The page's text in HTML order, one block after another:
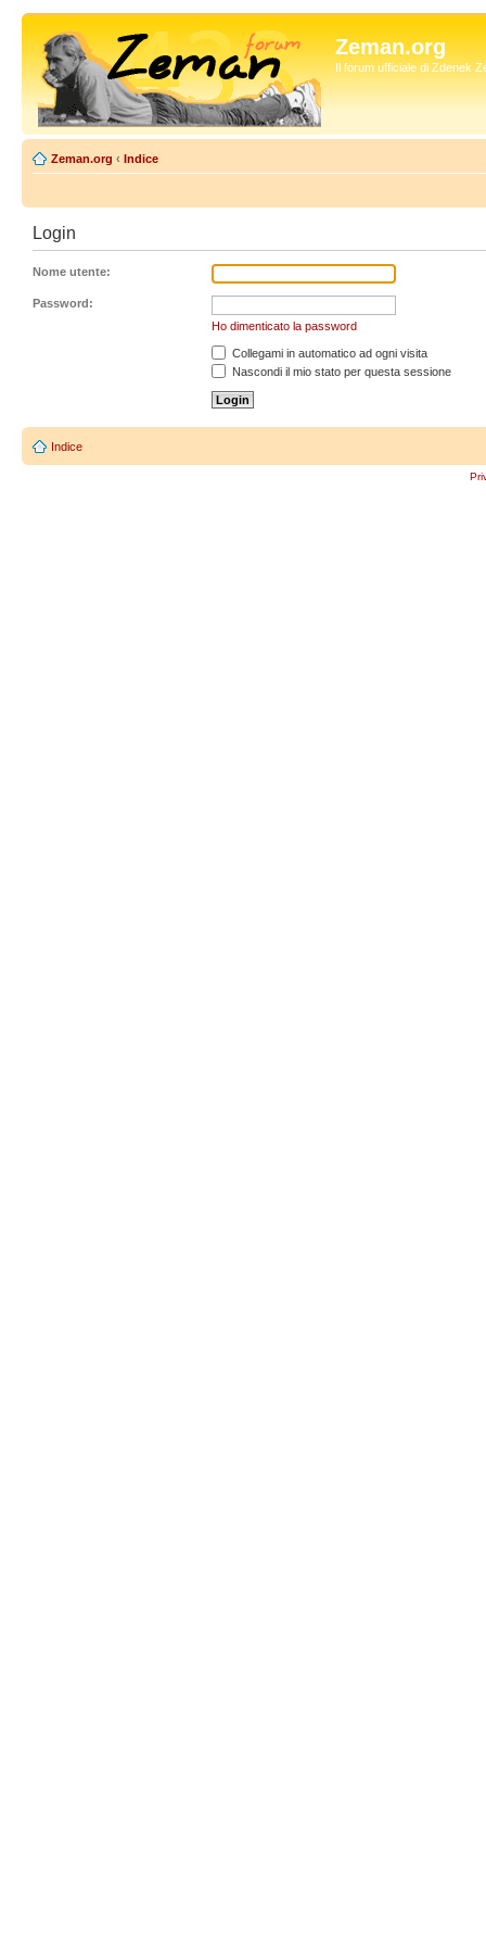
Zeman.org
Il forum ufficiale di Zdenek
Zeman.org ‹ Indice
Login
Nome utente:
Password:
Ho dimenticato la password
Collegami in automatico ad ogni visita
Nascondi il mio stato per questa sessione
Indice